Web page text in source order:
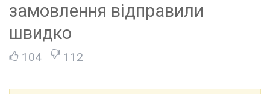
замовлення відправили
швидко
104 112